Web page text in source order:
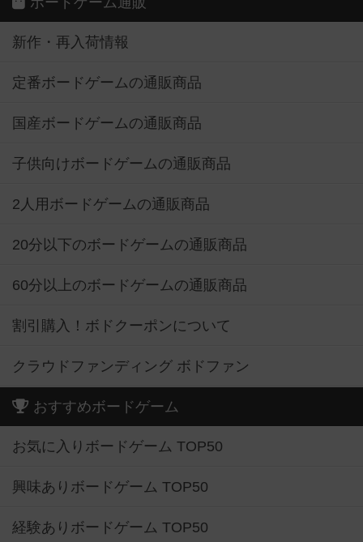
新作・再入荷情報
定番ボードゲームの通販商品
国産ボードゲームの通販商品
子供向けボードゲームの通販商品
2人用ボードゲームの通販商品
20分以下のボードゲームの通販商品
60分以上のボードゲームの通販商品
割引購入！ボドクーポンについて
クラウドファンディング ボドファン
おすすめボードゲーム
お気に入りボードゲーム TOP50
興味ありボードゲーム TOP50
経験ありボードゲーム TOP50